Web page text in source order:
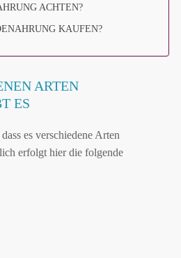
ACHTEN?
KAUFEN?
ARTEN
ES
es verschiedene Arten
erfolgt hier die folgende